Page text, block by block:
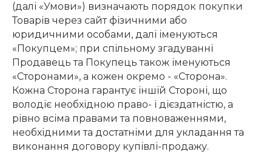
(далі «Умови») визначають порядок покупки
Товарів через сайт фізичними або
юридичними особами, далі іменуються
«Покупцем»; при спільному згадуванні
Продавець та Покупець також іменуються
«Сторонами», а кожен окремо - «Сторона».
Кожна Сторона гарантує іншій Стороні, що
володіє необхідною право- і дієздатністю, а
рівно всіма правами та повноваженнями,
необхідними та достатніми для укладання та
виконання договору купівлі-продажу.